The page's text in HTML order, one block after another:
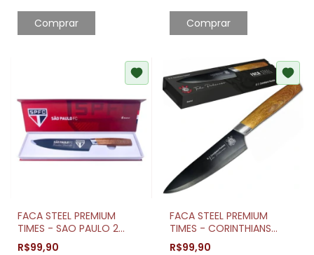
FACA STEEL PREMIUM
TIMES - SAO PAULO 2
14985 BRASFOOT
R$99,90
FACA STEEL PREMIUM
TIMES - CORINTHIANS
13254 BRASFOOT
R$99,90